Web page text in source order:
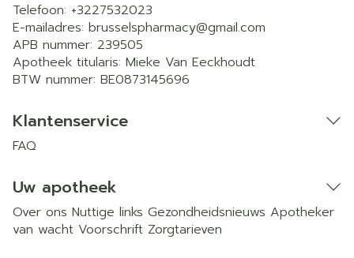
Telefoon: +3227532023
E-mailadres: brusselspharmacy@gmail.com
APB nummer: 239505
Apotheek titularis: Mieke Van Eeckhoudt
BTW nummer: BE0873145696
Klantenservice
FAQ
Uw apotheek
Over ons Nuttige links Gezondheidsnieuws Apotheker
van wacht Voorschrift Zorgtarieven